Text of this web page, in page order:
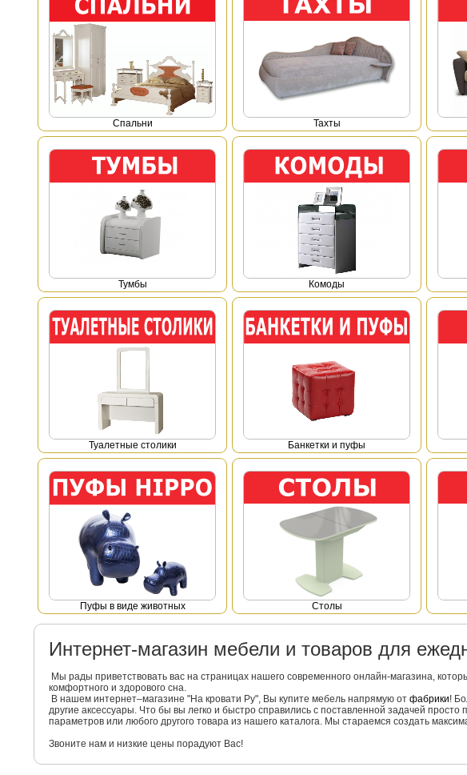
Спальни Тахты
Тумбы Комоды
Туалетные столики Банкетки и пуфы
Пуфы в виде животных Столы
Интернет-магазин мебели и товаров для
Мы рады приветствовать вас на страницах нашего современного онлайн-магазина,
комфортного и здорового сна.
В нашем интернет–магазине "На кровати Ру", Вы купите мебель напрямую от фабрики!
другие аксессуары. Что бы вы легко и быстро справились с поставленной задачей
параметров или любого другого товара из нашего каталога. Мы стараемся создать
Звоните нам и низкие цены порадуют Вас!